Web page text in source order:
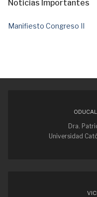
Noticias Importantes
Manifiesto Congreso II
Dra.
Universidad